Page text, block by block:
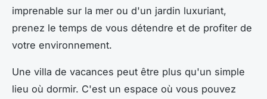
imprenable sur la mer ou d'un jardin luxuriant,
prenez le temps de vous détendre et de profiter de
votre environnement.
Une villa de vacances peut être plus qu'un simple
lieu où dormir. C'est un espace où vous pouvez